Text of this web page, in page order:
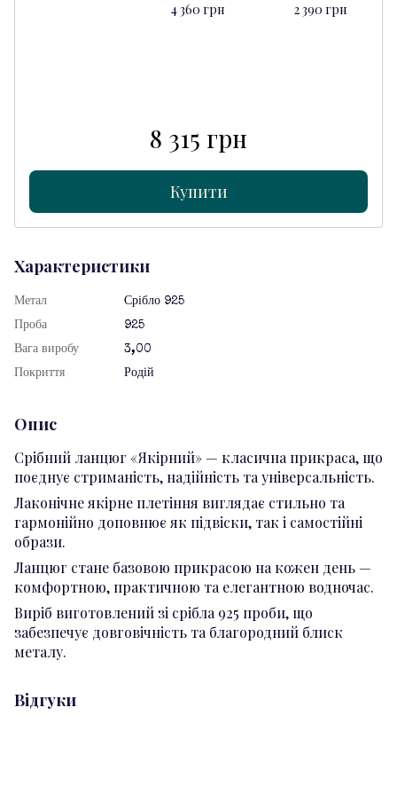
4 360 грн 2 390 грн
8 315 грн
Купити
Характеристики
Метал
Срібло 925
Проба
925
Вага виробу
3,00
Покриття
Родій
Опис
Срібний ланцюг «Якірний» — класична прикраса, що
поєднує стриманість, надійність та універсальність.
Лаконічне якірне плетіння виглядає стильно та
гармонійно доповнює як підвіски, так і самостійні
образи.
Ланцюг стане базовою прикрасою на кожен день —
комфортною, практичною та елегантною водночас.
Виріб виготовлений зі срібла 925 проби, що
забезпечує довговічність та благородний блиск
металу.
Відгуки